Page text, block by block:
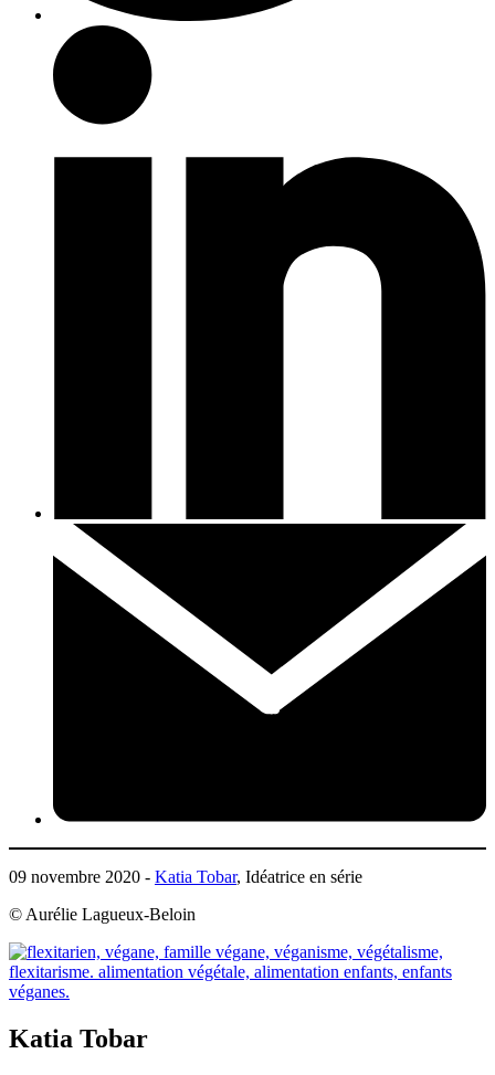
09 novembre 2020 - Katia Tobar, Idéatrice en série
© Aurélie Lagueux-Beloin
Katia Tobar